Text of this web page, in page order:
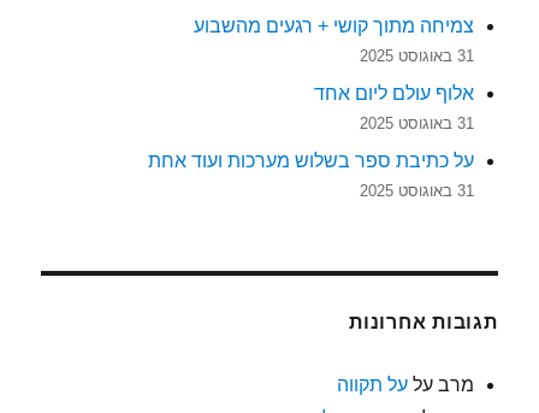
צמיחה מתוך קושי + רגעים מהשבוע
31 באוגוסט 2025
אלוף עולם ליום אחד
31 באוגוסט 2025
על כתיבת ספר בשלוש מערכות ועוד אחת
31 באוגוסט 2025
תגובות אחרונות
מרב עלעל תקווה